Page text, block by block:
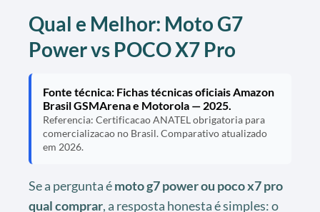
Qual e Melhor: Moto G7
Power vs POCO X7 Pro
Fonte técnica: Fichas técnicas oficiais Amazon
Brasil GSMArena e Motorola — 2025.
Referencia: Certificacao ANATEL obrigatoria para
comercializacao no Brasil. Comparativo atualizado
em 2026.
Se a pergunta émoto g7 power ou poco x7 pro
qual comprar, a resposta honesta é simples: o